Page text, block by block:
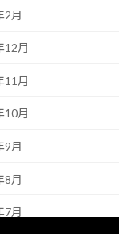
2月
12月
11月
10月
9月
8月
7月